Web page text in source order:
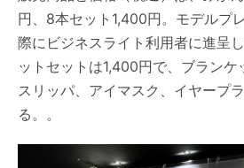
円、8本セット1,400円。モデルプ
際にビジネスライト利用者に進呈
ットセットは1,400円で、ブランケ
スリッパ、アイマスク、イヤープ
る。。